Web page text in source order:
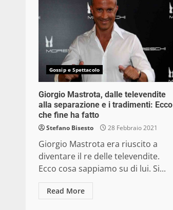
Gossip e Spettacolo
Giorgio Mastrota, dalle televendite
alla separazione e i tradimenti: Ecco
che fine ha fatto
Stefano Bisesto 28 Febbraio 2021
Giorgio Mastrota era riuscito a
diventare il re delle televendite.
Ecco cosa sappiamo su di lui. Si...
Read More